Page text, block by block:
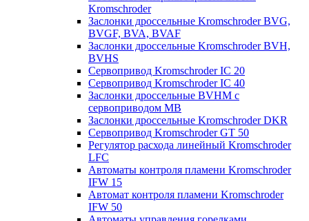
Kromschroder
Заслонки дроссельные Kromschroder BVG,
BVGF, BVA, BVAF
Заслонки дроссельные Kromschroder BVH,
BVHS
Сервопривод Kromschroder IC 20
Сервопривод Kromschroder IC 40
Заслонки дроссельные BVHM с
сервоприводом МВ
Заслонки дроссельные Kromschroder DKR
Cервопривод Kromschroder GT 50
Регулятор расхода линейный Kromschroder
LFC
Автоматы контроля пламени Kromschroder
IFW 15
Автомат контроля пламени Kromschroder
IFW 50